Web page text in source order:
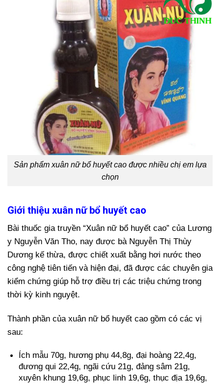
Sản phẩm xuân nữ bổ huyết cao được nhiều chị em lựa
chọn
Giới thiệu xuân nữ bổ huyết cao
Bài thuốc gia truyền “Xuân nữ bổ huyết cao” của Lương
y Nguyễn Văn Tho, nay được bà Nguyễn Thị Thùy
Dương kế thừa, được chiết xuất bằng hơi nước theo
công nghệ tiên tiến và hiện đại, đã được các chuyên gia
kiểm chứng giúp hỗ trợ điều trị các triệu chứng trong
thời kỳ kinh nguyệt.
Thành phần của xuân nữ bổ huyết cao gồm có các vị
sau:
Ích mẫu 70g, hương phụ 44,8g, đại hoàng 22,4g,
đương qui 22,4g, ngãi cứu 21g, đảng sâm 21g,
xuyên khung 19,6g, phục linh 19,6g, thục địa 19,6g,